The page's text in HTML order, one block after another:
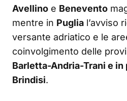
Avellino e Benevento
mentre in Puglia l’avviso
versante adriatico e le
coinvolgimento delle
Barletta-Andria-Trani e in
Brindisi.